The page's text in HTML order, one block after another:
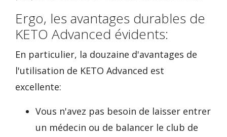
Ergo, les avantages durables de
KETO Advanced évidents:
En particulier, la douzaine d'avantages de
l'utilisation de KETO Advanced est
excellente:
Vous n'avez pas besoin de laisser entrer
un médecin ou de balancer le club de